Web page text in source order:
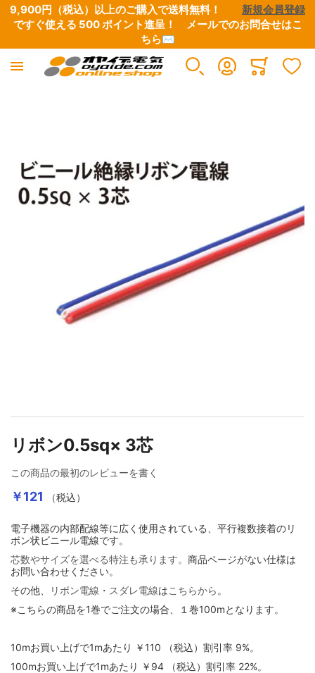
9,900円（税込）以上のご購入で送料無料！ 新規会員登録
ですぐ使える 500 ポイント進呈！ メールでのお問合せはこ
ちら✉
イメージギャラリーの最初に移動する
リボン0.5sq× 3芯
この商品の最初のレビューを書く
￥121 （税込）
電子機器の内部配線等に広く使用されている、平行複数接着のリ
ボン状ビニール電線です。
芯数やサイズを選べる特注も承ります。 商品ページがない仕様は
お問い合わせください。
その他、
リボン電線 ・ スダレ電線はこちらから 。
※こちらの商品を1巻でご注文の場合、１巻100mとなります。
10mお買い上げで1mあたり ￥110 （税込） 割引率 9%。
100mお買い上げで1mあたり ￥94 （税込） 割引率 22%。